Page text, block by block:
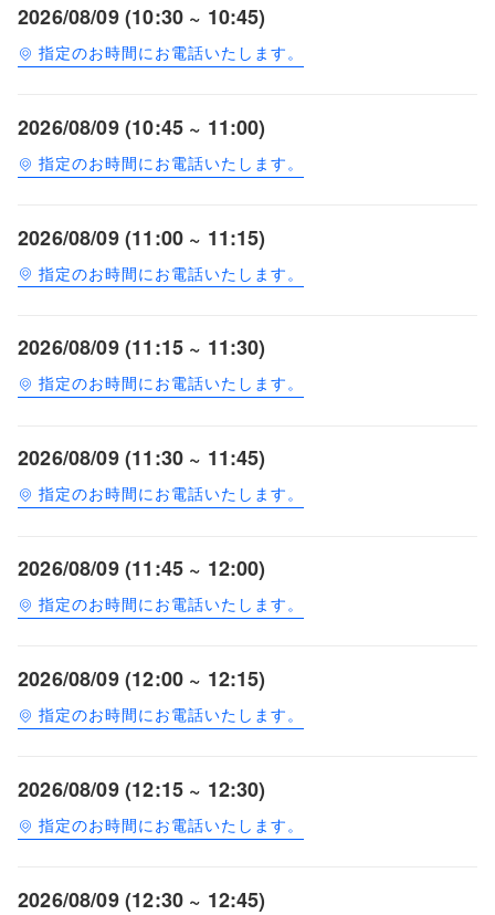
2026/08/09 (10:30 ~ 10:45)
指定のお時間にお電話いたします。
2026/08/09 (10:45 ~ 11:00)
指定のお時間にお電話いたします。
2026/08/09 (11:00 ~ 11:15)
指定のお時間にお電話いたします。
2026/08/09 (11:15 ~ 11:30)
指定のお時間にお電話いたします。
2026/08/09 (11:30 ~ 11:45)
指定のお時間にお電話いたします。
2026/08/09 (11:45 ~ 12:00)
指定のお時間にお電話いたします。
2026/08/09 (12:00 ~ 12:15)
指定のお時間にお電話いたします。
2026/08/09 (12:15 ~ 12:30)
指定のお時間にお電話いたします。
2026/08/09 (12:30 ~ 12:45)